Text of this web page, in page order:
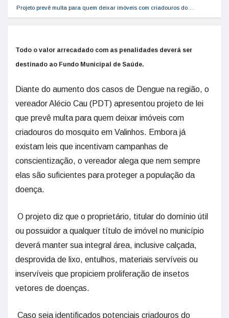
Projeto prevê multa para quem deixar imóveis com criadouros do…
Todo o valor arrecadado com as penalidades deverá ser
destinado ao Fundo Municipal de Saúde.
Diante do aumento dos casos de Dengue na região, o
vereador Alécio Cau (PDT) apresentou projeto de lei
que prevê multa para quem deixar imóveis com
criadouros do mosquito em Valinhos. Embora já
existam leis que incentivam campanhas de
conscientização, o vereador alega que nem sempre
elas são suficientes para proteger a população da
doença.
O projeto diz que o proprietário, titular do domínio útil
ou possuidor a qualquer título de imóvel no município
deverá manter sua integral área, inclusive calçada,
desprovida de lixo, entulhos, materiais servíveis ou
inservíveis que propiciem proliferação de insetos
vetores de doenças.
Caso seja identificados potenciais criadouros do